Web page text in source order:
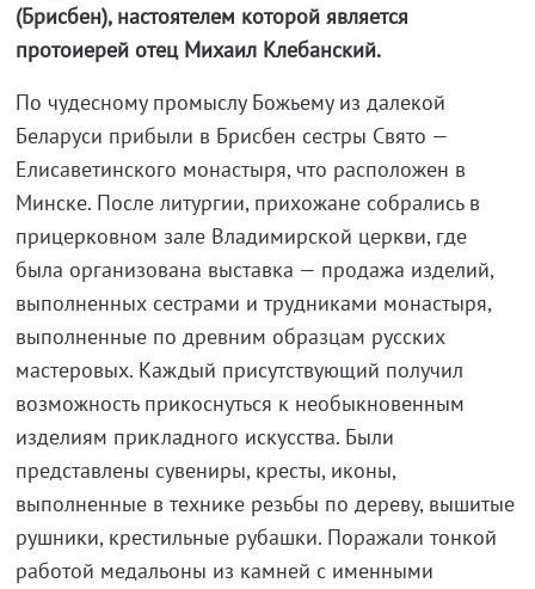
(Брисбен), настоятелем которой является
протоиерей отец Михаил Клебанский.
По чудесному промыслу Божьему из далекой
Беларуси прибыли в Брисбен сестры Свято —
Елисаветинского монастыря, что расположен в
Минске. После литургии, прихожане собрались в
прицерковном зале Владимирской церкви, где
была организована выставка — продажа изделий,
выполненных сестрами и трудниками монастыря,
выполненные по древним образцам русских
мастеровых. Каждый присутствующий получил
возможность прикоснуться к необыкновенным
изделиям прикладного искусства. Были
представлены сувениры, кресты, иконы,
выполненные в технике резьбы по дереву, вышитые
рушники, крестильные рубашки. Поражали тонкой
работой медальоны из камней с именными